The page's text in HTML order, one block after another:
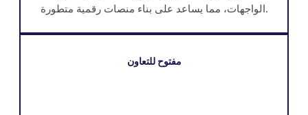
الواجهات، مما يساعد على بناء منصات رقمية متطورة.
مفتوح للتعاون